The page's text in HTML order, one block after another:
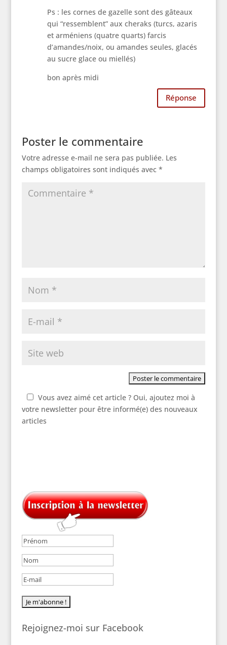
Ps : les cornes de gazelle sont des gâteaux
qui “ressemblent” aux cheraks (turcs, azaris
et arméniens (quatre quarts) farcis
d’amandes/noix, ou amandes seules, glacés
au sucre glace ou miellés)
bon après midi
Réponse
Poster le commentaire
Votre adresse e-mail ne sera pas publiée. Les
champs obligatoires sont indiqués avec *
Vous avez aimé cet article ? Oui, ajoutez moi à
votre newsletter pour être informé(e) des nouveaux
articles
Rejoignez-moi sur Facebook